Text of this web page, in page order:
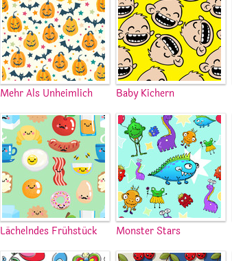
Mehr Als Unheimlich Baby Kichern
Lächelndes Frühstück Monster Stars